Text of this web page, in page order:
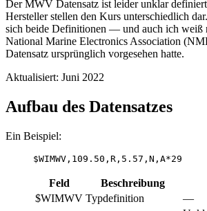
Der MWV Datensatz ist leider unklar
Hersteller stellen den Kurs unterschiedlich
sich beide Definitionen — und auch ich weiß
National Marine Electronics Association
Datensatz ursprünglich vorgesehen hatte.
Aktualisiert: Juni 2022
Aufbau des Datensatzes
Ein Beispiel:
$WIMWV,109.50,R,5.57,N,A*29
Feld Beschreibung
$WIMWV Typdefinition —